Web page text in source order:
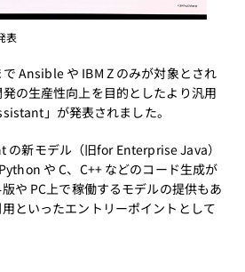
表
Ansible や IBM Z のみが対象とされ
の生産性向上を目的としたより汎用
」が発表されました。
新モデル（旧for Enterprise Java）
や C、C++ などのコード生成が
や PC上で稼働するモデルの提供もあ
といったエントリーポイントとして